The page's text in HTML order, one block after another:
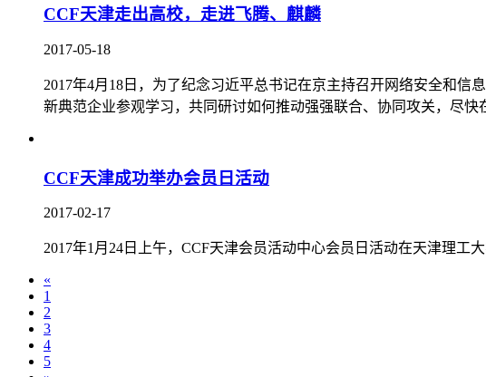
CCF天津走出高校，走进飞腾、麒麟
2017-05-18
2017年4月18日，为了纪念习近平总书记在京主持召开网络安全和信
新典范企业参观学习，共同研讨如何推动强强联合、协同攻关，尽快
CCF天津成功举办会员日活动
2017-02-17
2017年1月24日上午，CCF天津会员活动中心会员日活动在天津理工
«
1
2
3
4
5